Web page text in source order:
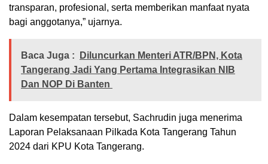
transparan, profesional, serta memberikan manfaat nyata
bagi anggotanya,” ujarnya.
Baca Juga :
Diluncurkan Menteri ATR/BPN, Kota
Tangerang Jadi Yang Pertama Integrasikan NIB
Dan NOP Di Banten
Dalam kesempatan tersebut, Sachrudin juga menerima
Laporan Pelaksanaan Pilkada Kota Tangerang Tahun
2024 dari KPU Kota Tangerang.